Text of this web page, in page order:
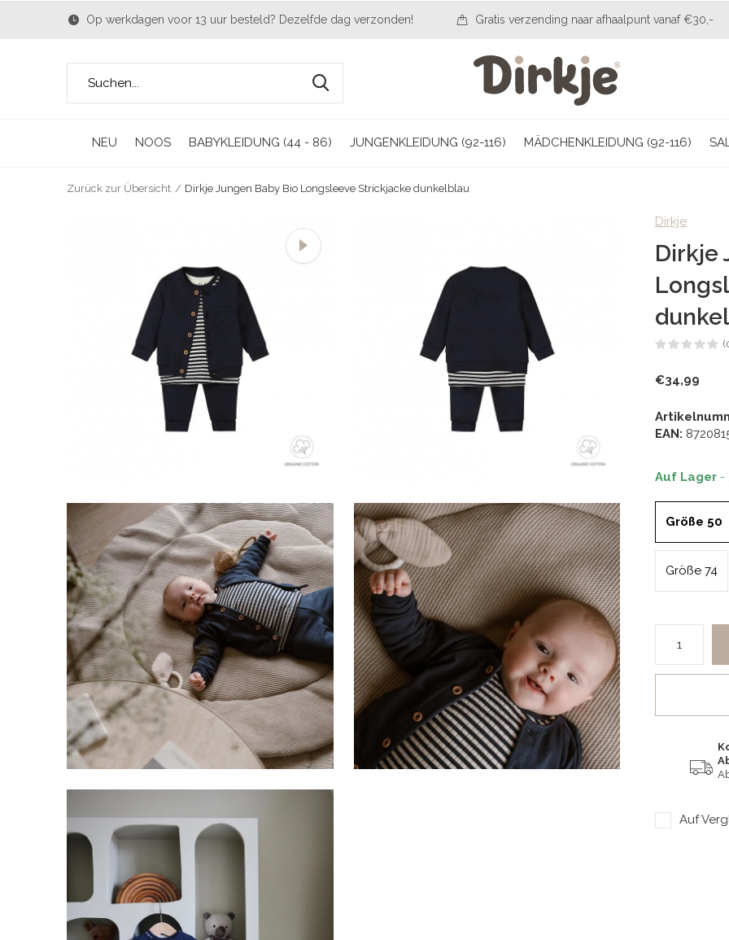
NEU NOOS BABYKLEIDUNG (44 - 86) JUNGENKLEIDUNG (92-116) MÄDCHENKLEIDUNG (92-116)
Op werkdagen voor 13 uur besteld? Dezelfde dag verzonden! Gratis verzending naar afhaalpunt vanaf €30,-
Zurück zur Übersicht Dirkje Jungen Baby Bio Longsleeve Strickjacke dunkelblau
Dirkje
Dirkje
€34,99
EAN:
Auf Lager -
Größe 50
Größe 74
Auf